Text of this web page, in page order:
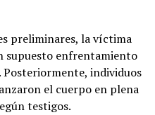
preliminares, la víctima
supuesto enfrentamiento
Posteriormente, individuos
el cuerpo en plena
testigos.